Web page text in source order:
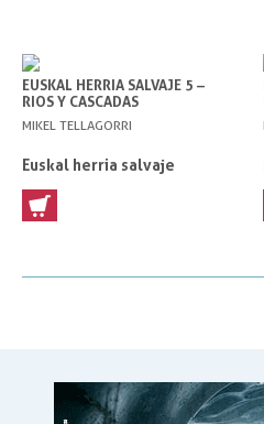
EUSKAL HERRIA SALVAJE 5 –
RIOS Y CASCADAS
MIKEL TELLAGORRI
Euskal herria salvaje